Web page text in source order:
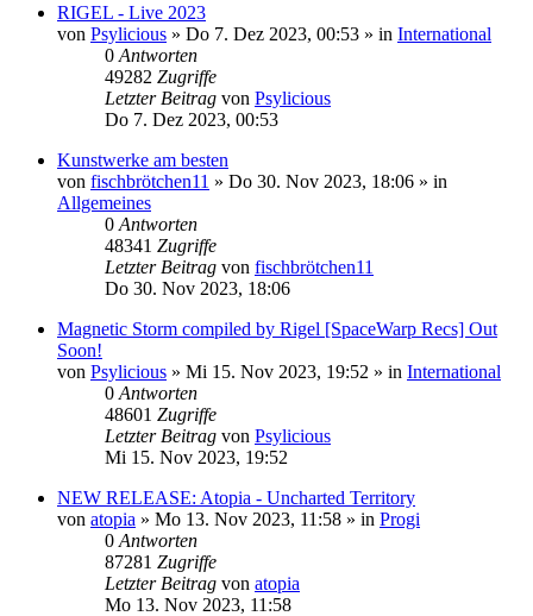
RIGEL - Live 2023
von Psylicious » Do 7. Dez 2023, 00:53 » in International
0 Antworten
49282 Zugriffe
Letzter Beitrag von Psylicious
Do 7. Dez 2023, 00:53
Kunstwerke am besten
von fischbrötchen11 » Do 30. Nov 2023, 18:06 » in
Allgemeines
0 Antworten
48341 Zugriffe
Letzter Beitrag von fischbrötchen11
Do 30. Nov 2023, 18:06
Magnetic Storm compiled by Rigel [SpaceWarp Recs] Out
Soon!
von Psylicious » Mi 15. Nov 2023, 19:52 » in International
0 Antworten
48601 Zugriffe
Letzter Beitrag von Psylicious
Mi 15. Nov 2023, 19:52
NEW RELEASE: Atopia - Uncharted Territory
von atopia » Mo 13. Nov 2023, 11:58 » in Progi
0 Antworten
87281 Zugriffe
Letzter Beitrag von atopia
Mo 13. Nov 2023, 11:58